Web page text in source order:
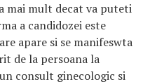
mai mult decat va puteti
a candidozei este
apare si se manifeswta
de la persoana la
un consult ginecologic si